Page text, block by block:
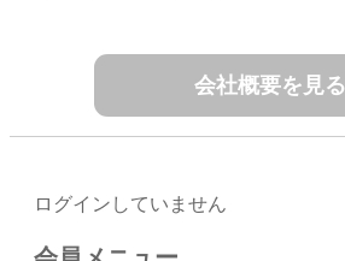
会社概要を見る
ログインしていません